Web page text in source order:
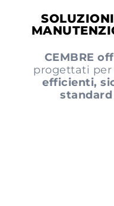
CEMBRE
progettati per
efficienti,